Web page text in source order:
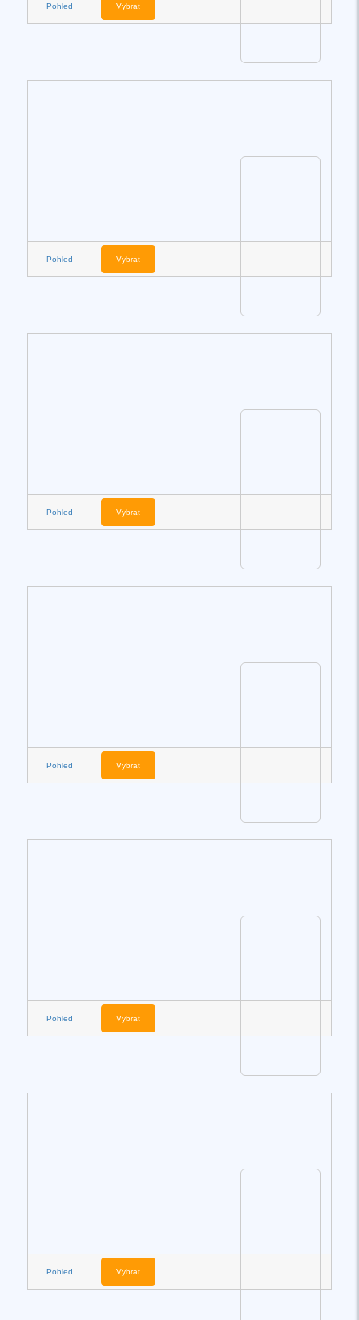
Pohled Vybrat
Pohled Vybrat
Pohled Vybrat
Pohled Vybrat
Pohled Vybrat
Pohled Vybrat